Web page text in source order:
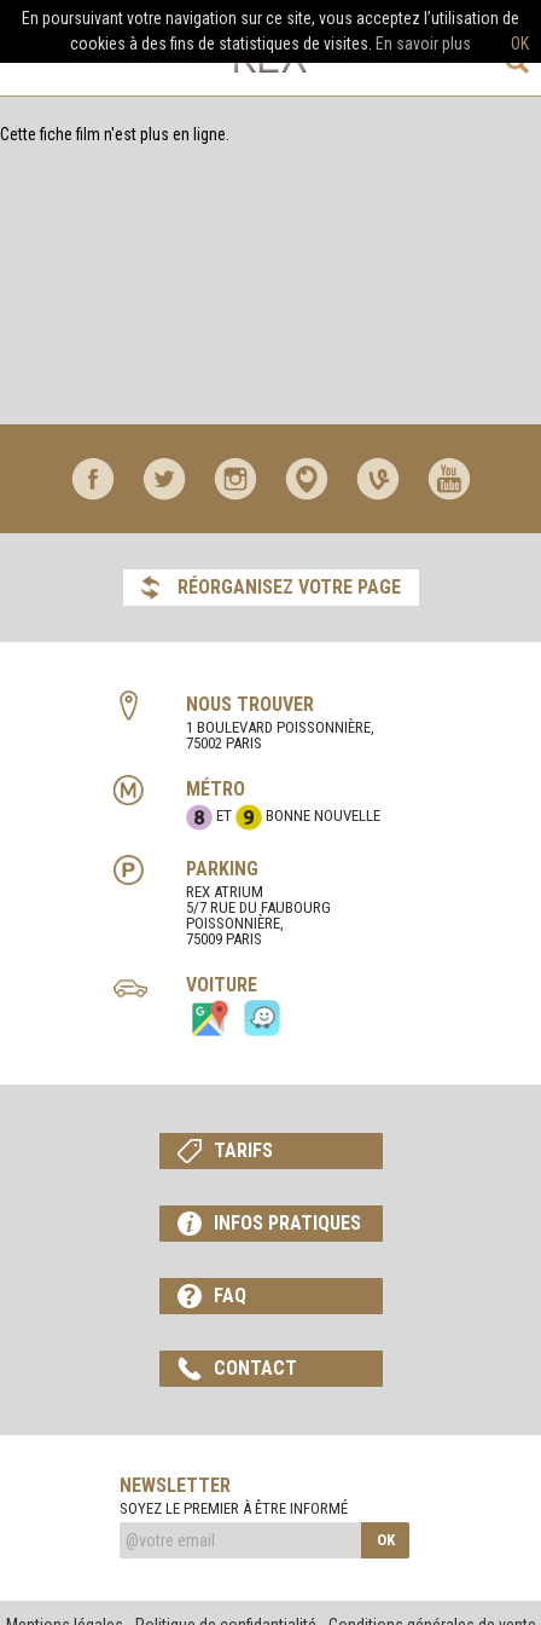
Cette fiche film n'est plus en ligne.
RÉORGANISEZ VOTRE PAGE
NOUS TROUVER
1 BOULEVARD POISSONNIÈRE,
75002 PARIS
MÉTRO
ET BONNE NOUVELLE
PARKING
REX ATRIUM
5/7 RUE DU FAUBOURG
POISSONNIÈRE,
75009 PARIS
VOITURE
TARIFS
INFOS PRATIQUES
FAQ
CONTACT
NEWSLETTER
SOYEZ LE PREMIER À ÊTRE INFORMÉ
OK
OK
En poursuivant votre navigation sur ce site, vous acceptez l’utilisation de
cookies à des fins de statistiques de visites. En savoir plus